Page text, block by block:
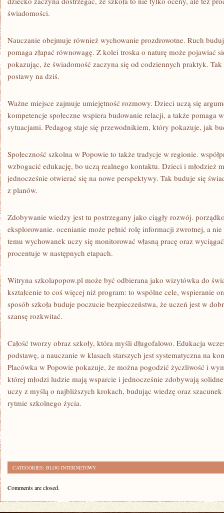
świadomości.
Nauczanie obejmuje również wychowanie prozdrowotne. Ruch
pomaga złapać równowagę. Z kolei troska o naturę może pojawiać
pokazując, że świadomość zaczyna się od codziennych praktyk. Tak
postawy na dziś.
Ważne miejsce zajmuje umiejętność rozmowy. Dzieci uczą się
kompetencje społeczne wspiera budowanie relacji, a także pomaga
sytuacjami. Pedagog staje się przewodnikiem, który pokazuje, jak
Społeczność szkolna w Popowie to także tradycje w regionie.
wzbogacić edukację, bo uczą realnego kontaktu. Dzieci i młodzież
jednocześnie otwierać się na nowe perspektywy. Tak buduje się
z planów.
Zdobywanie wiedzy jest tu postrzegany jako ciągły rozwój.
eksplorowanie. ocenianie może pełnić rolę informacji zwrotnej, a
temu wychowanek uczy się monitorować własną pracę oraz
procentuje w następnych etapach.
Witryna szkolapopow.pl może być odbierana jako wizytówka do
kształcenie to coś więcej niż program: to wspólne cele, wspieranie
sposób szkoła buduje poczucie bezpieczeństwa, że uczeń jest w
szansę rozkwitać.
Całość tworzy obraz szkoły, która myśli długofalowo. Edukacja
podstawę, a nauczanie w klasach starszych jest systematyczna na
Placówka w Popowie pokazuje, że można pogodzić życzliwość i
której młodzi ludzie mają wsparcie i jednocześnie zdobywają
uczy z myślą o najbliższych krokach, budując wiedzę oraz
rytmie szkolnego życia.
CATEGORIES: BLOG INTERNETOWY
Comments are closed.